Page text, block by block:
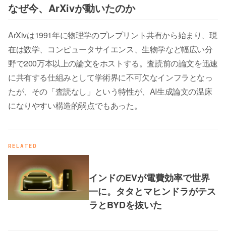
なぜ今、ArXivが動いたのか
ArXivは1991年に物理学のプレプリント共有から始まり、現
在は数学、コンピュータサイエンス、生物学など幅広い分
野で200万本以上の論文をホストする。査読前の論文を迅速
に共有する仕組みとして学術界に不可欠なインフラとなっ
たが、その「査読なし」という特性が、AI生成論文の温床
になりやすい構造的弱点でもあった。
RELATED
インドのEVが電費効率で世界
一に。タタとマヒンドラがテス
ラとBYDを抜いた